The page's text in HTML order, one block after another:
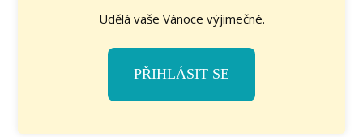
Udělá vaše Vánoce výjimečné.
PŘIHLÁSIT SE